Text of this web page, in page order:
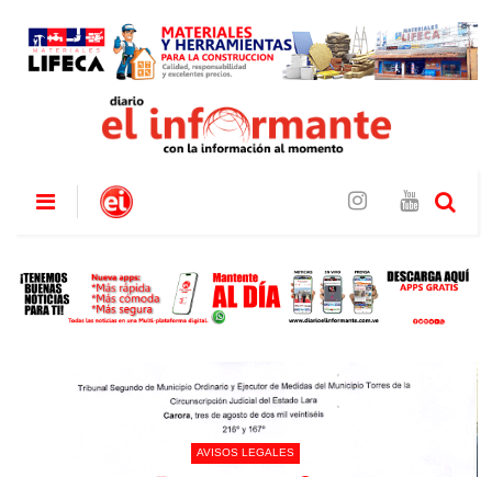
AVISOS LEGALES